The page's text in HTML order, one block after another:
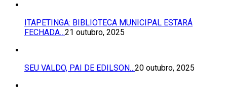
ITAPETINGA: BIBLIOTECA MUNICIPAL ESTARÁ
FECHADA…21 outubro, 2025
SEU VALDO, PAI DE EDILSON…20 outubro, 2025